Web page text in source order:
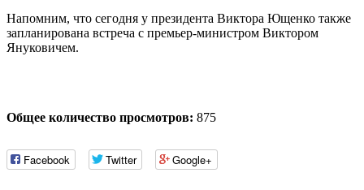
Напомним, что сегодня у президента Виктора Ющенко также
запланирована встреча с премьер-министром Виктором
Януковичем.
Общее количество просмотров: 875
Facebook Twitter Google+